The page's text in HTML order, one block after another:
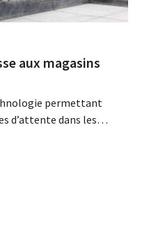
aux magasins
permettant
d’attente dans les